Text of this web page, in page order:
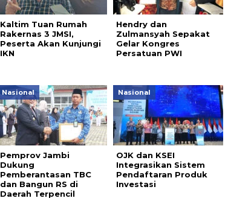
Kaltim Tuan Rumah
Rakernas 3 JMSI,
Peserta Akan Kunjungi
IKN
Hendry dan
Zulmansyah Sepakat
Gelar Kongres
Persatuan PWI
Nasional
Pemprov Jambi
Dukung
Pemberantasan TBC
dan Bangun RS di
Daerah Terpencil
Nasional
OJK dan KSEI
Integrasikan Sistem
Pendaftaran Produk
Investasi